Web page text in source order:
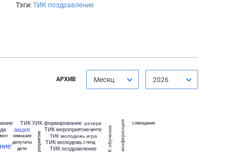
Тэги:ТИК поздравление
АРХИВ Месяц 2026
ТИК УИК формирование
ТИК мероприятие
ТИК молодежь
ТИК молодежь игра
ТИК поздравление ЦИК обучение
акция
гимназия
депутаты
дети
конференция
резерв совещание
стенд
центр